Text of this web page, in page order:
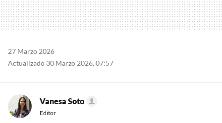
27 Marzo 2026
Actualizado 30 Marzo 2026, 07:57
Vanesa Soto
Editor